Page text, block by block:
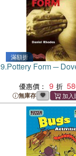
滿額折
9.Pottery Form ─
優惠價： 9
無庫存